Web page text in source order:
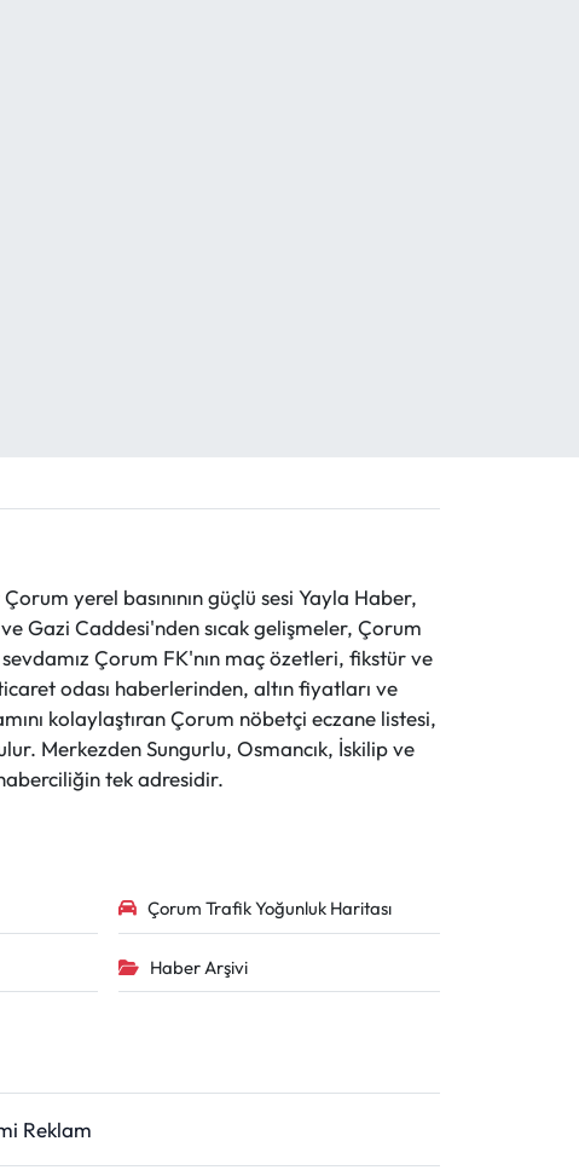
yerel basınının güçlü sesi Yayla Haber,
Gazi Caddesi'nden sıcak gelişmeler, Çorum
Çorum FK'nın maç özetleri, fikstür ve
odası haberlerinden, altın fiyatları ve
kolaylaştıran Çorum nöbetçi eczane listesi,
Merkezden Sungurlu, Osmancık, İskilip ve
tek adresidir.
Çorum Trafik Yoğunluk Haritası
Haber Arşivi
Reklam